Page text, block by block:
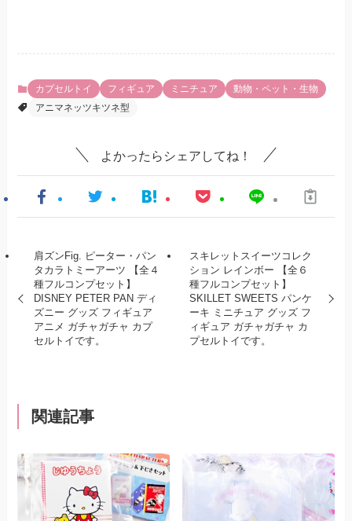
カプセルトイ フィギュア ミニチュア
動物・ペット・生物
アニマネッツキツネ型
よかったらシェアしてね！
肩ズンFig. ピーター・パン
タカラトミーアーツ 【全４
種フルコンプセット】
DISNEY PETER PAN ディ
ズニー グッズ フィギュア
アニメ ガチャガチャ カプ
セルトイです。
スキレットスイーツコレク
ション レインボー 【全６
種フルコンプセット】
SKILLET SWEETS パンケ
ーキ ミニチュア グッズ フ
ィギュア ガチャガチャ カ
プセルトイです。
関連記事